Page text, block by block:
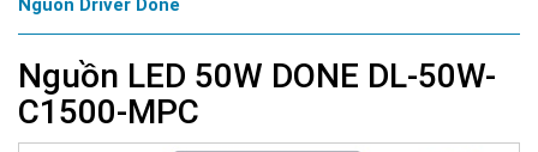
Nguồn Driver Done
Nguồn LED 50W DONE DL-50W-
C1500-MPC